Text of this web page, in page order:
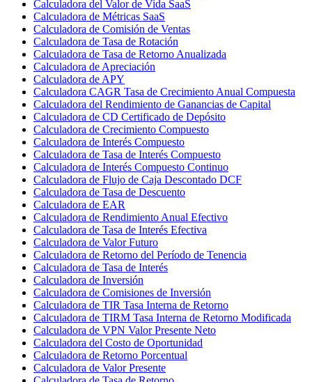
Calculadora del Valor de Vida SaaS
Calculadora de Métricas SaaS
Calculadora de Comisión de Ventas
Calculadora de Tasa de Rotación
Calculadora de Tasa de Retorno Anualizada
Calculadora de Apreciación
Calculadora de APY
Calculadora CAGR Tasa de Crecimiento Anual Compuesta
Calculadora del Rendimiento de Ganancias de Capital
Calculadora de CD Certificado de Depósito
Calculadora de Crecimiento Compuesto
Calculadora de Interés Compuesto
Calculadora de Tasa de Interés Compuesto
Calculadora de Interés Compuesto Continuo
Calculadora de Flujo de Caja Descontado DCF
Calculadora de Tasa de Descuento
Calculadora de EAR
Calculadora de Rendimiento Anual Efectivo
Calculadora de Tasa de Interés Efectiva
Calculadora de Valor Futuro
Calculadora de Retorno del Período de Tenencia
Calculadora de Tasa de Interés
Calculadora de Inversión
Calculadora de Comisiones de Inversión
Calculadora de TIR Tasa Interna de Retorno
Calculadora de TIRM Tasa Interna de Retorno Modificada
Calculadora de VPN Valor Presente Neto
Calculadora del Costo de Oportunidad
Calculadora de Retorno Porcentual
Calculadora de Valor Presente